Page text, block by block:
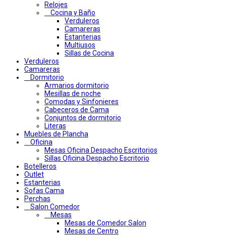
Relojes
Cocina y Baño
Verduleros
Camareras
Estanterias
Multiusos
Sillas de Cocina
Verduleros
Camareras
Dormitorio
Armarios dormitorio
Mesillas de noche
Comodas y Sinfonieres
Cabeceros de Cama
Conjuntos de dormitorio
Literas
Muebles de Plancha
Oficina
Mesas Oficina Despacho Escritorios
Sillas Oficina Despacho Escritorio
Botelleros
Outlet
Estanterias
Sofas Cama
Perchas
Salon Comedor
Mesas
Mesas de Comedor Salon
Mesas de Centro